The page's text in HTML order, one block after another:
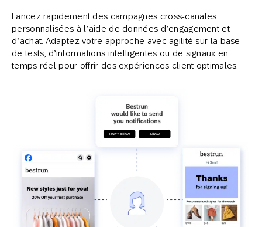
Lancez rapidement des campagnes cross-canales
personnalisées à l’aide de données d’engagement et
d’achat. Adaptez votre approche avec agilité sur la base
de tests, d’informations intelligentes ou de signaux en
temps réel pour offrir des expériences client optimales.